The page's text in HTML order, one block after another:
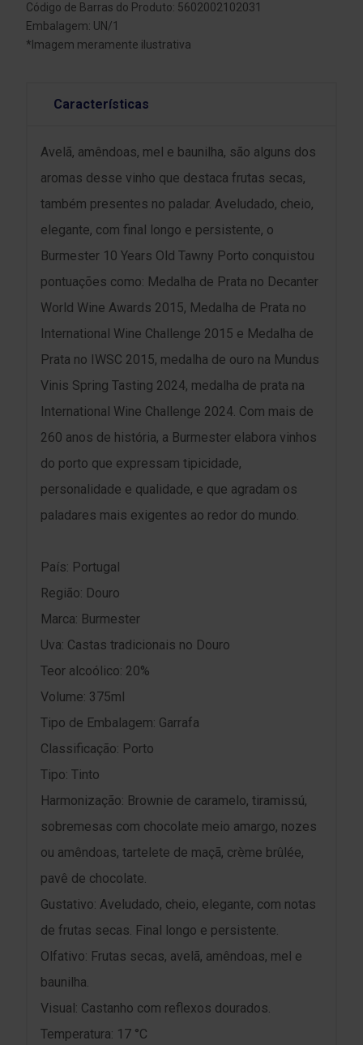
Código de Barras do Produto: 5602002102031
Embalagem: UN/1
*Imagem meramente ilustrativa
Características
Avelã, amêndoas, mel e baunilha, são alguns dos
aromas desse vinho que destaca frutas secas,
também presentes no paladar. Aveludado, cheio,
elegante, com final longo e persistente, o
Burmester 10 Years Old Tawny Porto conquistou
pontuações como: Medalha de Prata no Decanter
World Wine Awards 2015, Medalha de Prata no
International Wine Challenge 2015 e Medalha de
Prata no IWSC 2015, medalha de ouro na Mundus
Vinis Spring Tasting 2024, medalha de prata na
International Wine Challenge 2024. Com mais de
260 anos de história, a Burmester elabora vinhos
do porto que expressam tipicidade,
personalidade e qualidade, e que agradam os
paladares mais exigentes ao redor do mundo.
País: Portugal
Região: Douro
Marca: Burmester
Uva: Castas tradicionais no Douro
Teor alcoólico: 20%
Volume: 375ml
Tipo de Embalagem: Garrafa
Classificação: Porto
Tipo: Tinto
Harmonização: Brownie de caramelo, tiramissú,
sobremesas com chocolate meio amargo, nozes
ou amêndoas, tartelete de maçã, crème brûlée,
pavê de chocolate.
Gustativo: Aveludado, cheio, elegante, com notas
de frutas secas. Final longo e persistente.
Olfativo: Frutas secas, avelã, amêndoas, mel e
baunilha.
Visual: Castanho com reflexos dourados.
Temperatura: 17 °C